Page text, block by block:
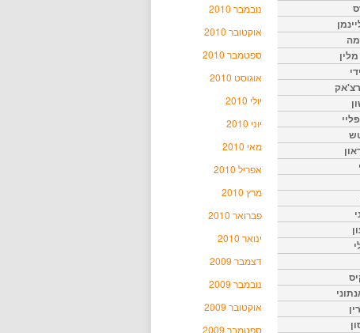
נובמבר 2010
אוקטובר 2010
ספטמבר 2010
אוגוסט 2010
יולי 2010
יוני 2010
מאי 2010
אפריל 2010
מרץ 2010
פברואר 2010
ינואר 2010
דצמבר 2009
נובמבר 2009
אוקטובר 2009
ספטמבר 2009